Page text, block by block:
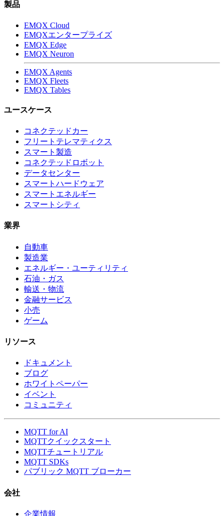
製品
EMQX Cloud
EMQXエンタープライズ
EMQX Edge
EMQX Neuron
EMQX Agents
EMQX Fleets
EMQX Tables
ユースケース
コネクテッドカー
フリートテレマティクス
スマート製造
コネクテッドロボット
データセンター
スマートハードウェア
スマートエネルギー
スマートシティ
業界
自動車
製造業
エネルギー・ユーティリティ
石油・ガス
輸送・物流
金融サービス
小売
ゲーム
リソース
ドキュメント
ブログ
ホワイトペーパー
イベント
コミュニティ
MQTT for AI
MQTTクイックスタート
MQTTチュートリアル
MQTT SDKs
パブリック MQTT ブローカー
会社
企業情報